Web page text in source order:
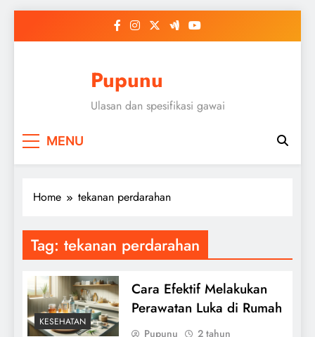
Pupunu
Ulasan dan spesifikasi gawai
MENU
Home tekanan perdarahan
Tag: tekanan perdarahan
KESEHATAN
Cara Efektif Melakukan
Perawatan Luka di Rumah
Pupunu
2 tahun